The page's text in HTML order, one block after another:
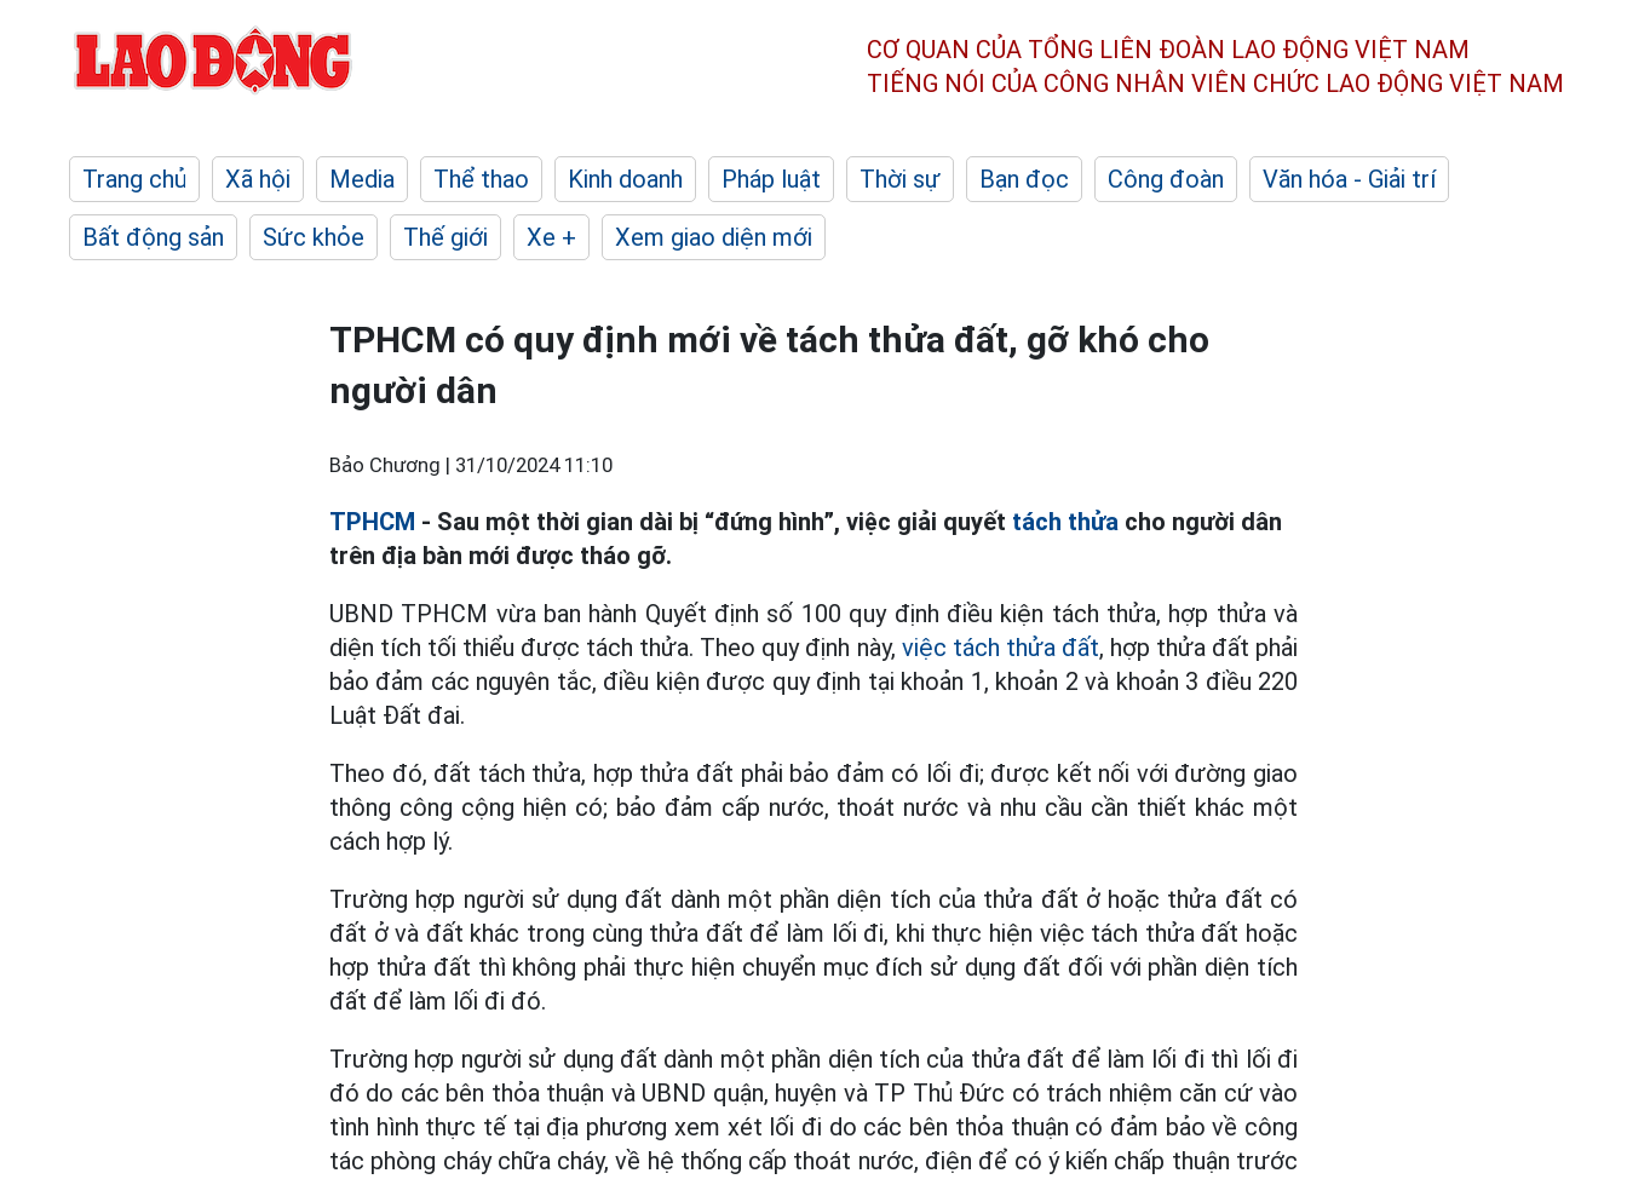
CƠ QUAN CỦA TỔNG LIÊN ĐOÀN LAO ĐỘNG VIỆT NAM
TIẾNG NÓI CỦA CÔNG NHÂN VIÊN CHỨC LAO ĐỘNG VIỆT NAM
Trang chủ Xã hội Media Thể thao Kinh doanh Pháp luật Thời sự Bạn đọc Công đoàn
Văn hóa - Giải trí
Bất động sản
Sức khỏe Thế giới Xe + Xem giao diện mới
TPHCM có quy định mới về tách thửa đất, gỡ khó cho
người dân
Bảo Chương | 31/10/2024 11:10
TPHCM - Sau một thời gian dài bị “đứng hình”, việc giải quyết tách thửa cho người dân
trên địa bàn mới được tháo gỡ.
UBND TPHCM vừa ban hành Quyết định số 100 quy định điều kiện tách thửa, hợp thửa và
diện tích tối thiểu được tách thửa. Theo quy định này, việc tách thửa đất, hợp thửa đất phải
bảo đảm các nguyên tắc, điều kiện được quy định tại khoản 1, khoản 2 và khoản 3 điều 220
Luật Đất đai.
Theo đó, đất tách thửa, hợp thửa đất phải bảo đảm có lối đi; được kết nối với đường giao
thông công cộng hiện có; bảo đảm cấp nước, thoát nước và nhu cầu cần thiết khác một
cách hợp lý.
Trường hợp người sử dụng đất dành một phần diện tích của thửa đất ở hoặc thửa đất có
đất ở và đất khác trong cùng thửa đất để làm lối đi, khi thực hiện việc tách thửa đất hoặc
hợp thửa đất thì không phải thực hiện chuyển mục đích sử dụng đất đối với phần diện tích
đất để làm lối đi đó.
Trường hợp người sử dụng đất dành một phần diện tích của thửa đất để làm lối đi thì lối đi
đó do các bên thỏa thuận và UBND quận, huyện và TP Thủ Đức có trách nhiệm căn cứ vào
tình hình thực tế tại địa phương xem xét lối đi do các bên thỏa thuận có đảm bảo về công
tác phòng cháy chữa cháy, về hệ thống cấp thoát nước, điện để có ý kiến chấp thuận trước